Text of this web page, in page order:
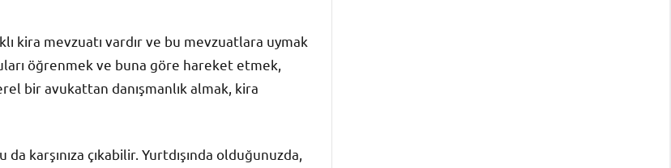
kira mevzuatı vardır ve bu mevzuatlara uymak
öğrenmek ve buna göre hareket etmek,
bir avukattan danışmanlık almak, kira
karşınıza çıkabilir. Yurtdışında olduğunuzda,